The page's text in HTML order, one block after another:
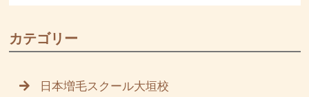
カテゴリー
日本増毛スクール大垣校